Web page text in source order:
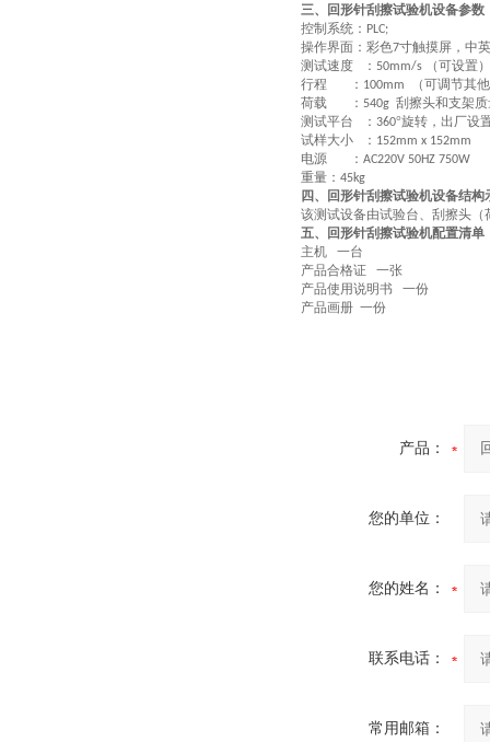
三、回形针刮擦试验机设备参数
控制系统： PLC;
操作界面：彩色7寸触摸屏，中
测试速度 ： 50mm/s
（可设置）
行程 ： 100mm
（可调节其
荷载 ： 540g 刮擦头和支架
测试平台 ： 360°旋转，出厂设
试样大小 ： 152mm x 152mm
电源 ： AC220V 50HZ 750W
重量： 45kg
四、回形针刮擦试验机设备结构
该测试设备由试验台、刮擦头（
五、回形针刮擦试验机配置清单
主机 一台
产品合格证 一张
产品使用说明书 一份
产品画册 一份
产品：
您的单位：
您的姓名：
联系电话：
常用邮箱：